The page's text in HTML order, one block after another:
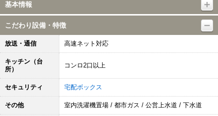
基本情報
こだわり設備・特徴
放送・通信 高速ネット対応
キッチン（台
所）
コンロ2口以上
セキュリティ 宅配ボックス
その他 室内洗濯機置場 / 都市ガス / 公営上水道 / 下水道